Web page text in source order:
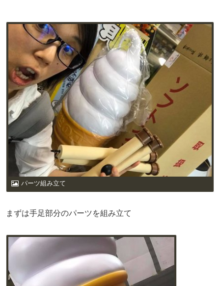
パーツ組み立て
まずは手足部分のパーツを組み立て